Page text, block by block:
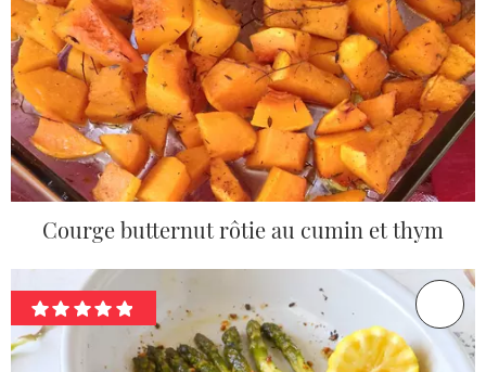
Courge butternut rôtie au cumin et thym